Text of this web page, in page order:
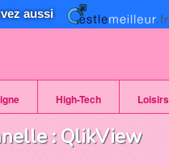
aussi
High-Tech
Informatique
Internet
Loisirs
: QlikView